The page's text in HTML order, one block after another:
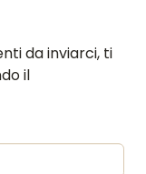
da inviarci, ti
il